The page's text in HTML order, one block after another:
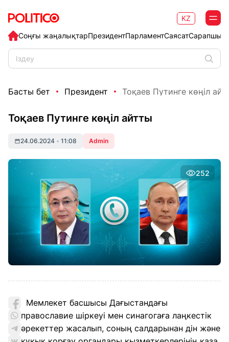
Соңғы жаңалықтарПрезидентПарламентСаясат
KZ
Басты бет Президент Тоқаев Путинге көңіл
Тоқаев Путинге көңіл айтты
24.06.2024 • 11:08 Admin
252
Мемлекет басшысы Дағыстандағы
православие шіркеуі мен синагогаға лаңкестік
әрекеттер жасалып, соның салдарынан дін және